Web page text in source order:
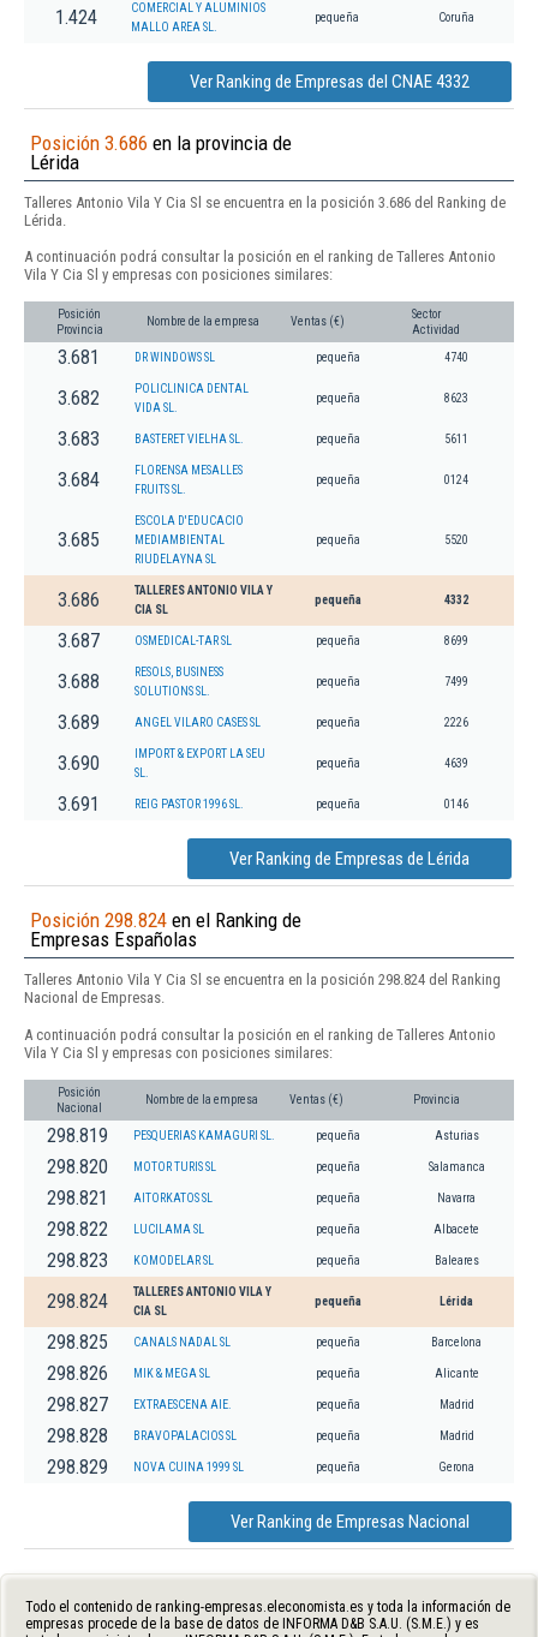
1.424
COMERCIAL Y ALUMINIOS
MALLO AREA SL.
pequeña Coruña
Ver Ranking de Empresas del CNAE 4332
Posición 3.686 en la provincia de
Lérida
Talleres Antonio Vila Y Cia Sl se encuentra en la posición 3.686 del Ranking de
Lérida.
A continuación podrá consultar la posición en el ranking de Talleres Antonio
Vila Y Cia Sl y empresas con posiciones similares:
Posición
Provincia
Nombre de la empresa Ventas (€)
Sector
Actividad
3.681 DR WINDOWS SL pequeña 4740
3.682
POLICLINICA DENTAL
VIDA SL.
pequeña 8623
3.683 BASTERET VIELHA SL. pequeña 5611
3.684
FLORENSA MESALLES
FRUITS SL.
pequeña 0124
3.685
ESCOLA D'EDUCACIO
MEDIAMBIENTAL
RIUDELAYNA SL
pequeña 5520
3.686
TALLERES ANTONIO VILA Y
CIA SL
pequeña 4332
3.687 OSMEDICAL-TAR SL pequeña 8699
3.688
RESOLS, BUSINESS
SOLUTIONS SL.
pequeña 7499
3.689 ANGEL VILARO CASES SL pequeña 2226
3.690
IMPORT & EXPORT LA SEU
SL.
pequeña 4639
3.691 REIG PASTOR 1996 SL. pequeña 0146
Ver Ranking de Empresas de Lérida
Posición 298.824 en el Ranking de
Empresas Españolas
Talleres Antonio Vila Y Cia Sl se encuentra en la posición 298.824 del Ranking
Nacional de Empresas.
A continuación podrá consultar la posición en el ranking de Talleres Antonio
Vila Y Cia Sl y empresas con posiciones similares:
Posición
Nacional
Nombre de la empresa Ventas (€) Provincia
298.819 PESQUERIAS KAMAGURI SL. pequeña Asturias
298.820 MOTOR TURIS SL pequeña Salamanca
298.821 AITORKATOS SL pequeña Navarra
298.822 LUCILAMA SL pequeña Albacete
298.823 KOMODELAR SL pequeña Baleares
298.824
TALLERES ANTONIO VILA Y
CIA SL
pequeña Lérida
298.825 CANALS NADAL SL pequeña Barcelona
298.826 MIK & MEGA SL pequeña Alicante
298.827 EXTRAESCENA AIE. pequeña Madrid
298.828 BRAVOPALACIOS SL pequeña Madrid
298.829 NOVA CUINA 1999 SL pequeña Gerona
Ver Ranking de Empresas Nacional
Todo el contenido de ranking-empresas.eleconomista.es y toda la información de
empresas procede de la base de datos de INFORMA D&B S.A.U. (S.M.E.) y es